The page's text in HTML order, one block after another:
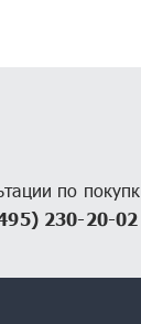
по
230-20-02